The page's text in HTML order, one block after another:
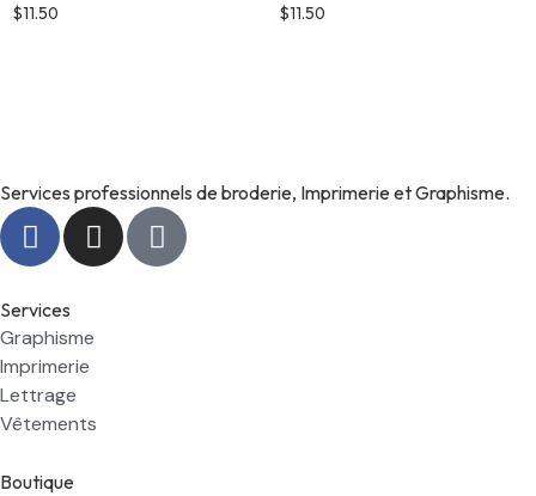
$11.50 $11.50
Services professionnels de broderie, Imprimerie et Graphisme.
Services
Graphisme
Imprimerie
Lettrage
Vêtements
Boutique